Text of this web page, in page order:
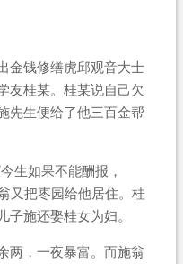
金钱修缮虎邱观音大士
友桂某。桂某说自己欠
先生便给了他三百金帮
生如果不能酬报，
又把枣园给他居住。桂
施还娶桂女为妇。
两，一夜暴富。而施翁